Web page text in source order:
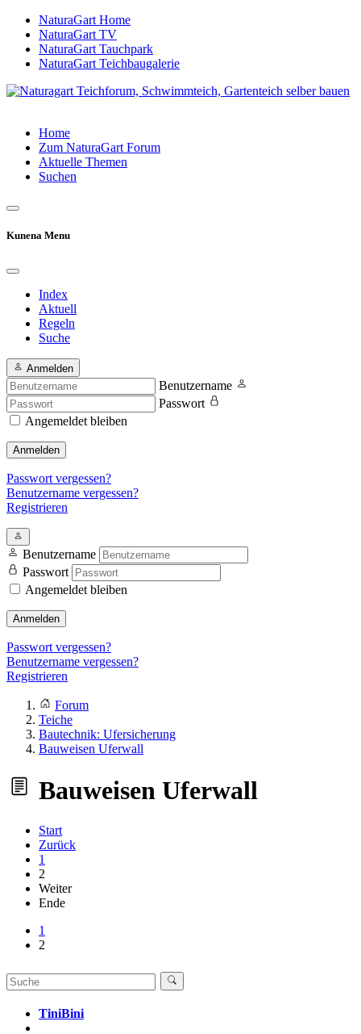
NaturaGart Home
NaturaGart TV
NaturaGart Tauchpark
NaturaGart Teichbaugalerie
Home
Zum NaturaGart Forum
Aktuelle Themen
Suchen
Kunena Menu
Index
Aktuell
Regeln
Suche
Anmelden
Benutzername
Passwort
Angemeldet bleiben
Anmelden
Passwort vergessen?
Benutzername vergessen?
Registrieren
Benutzername
Passwort
Angemeldet bleiben
Anmelden
Passwort vergessen?
Benutzername vergessen?
Registrieren
Forum
Teiche
Bautechnik: Ufersicherung
Bauweisen Uferwall
Bauweisen Uferwall
Start
Zurück
1
2
Weiter
Ende
1
2
TiniBini